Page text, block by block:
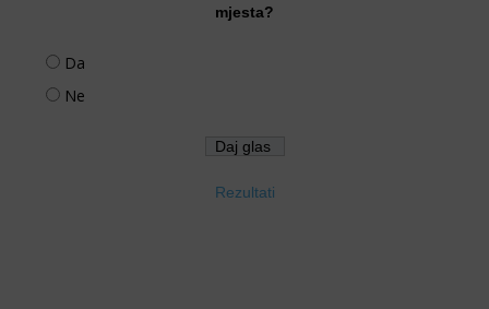
mjesta?
Da
Ne
Rezultati